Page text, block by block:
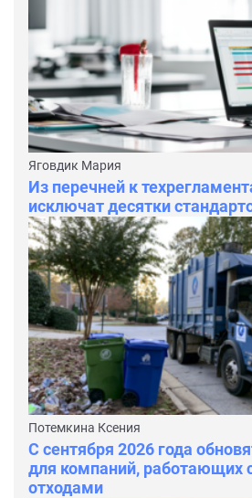
Яговдик Мария
Из перечней к
исключат десятки
Потемкина Ксения
С сентября 2026 года
для компаний, работающих
отходами